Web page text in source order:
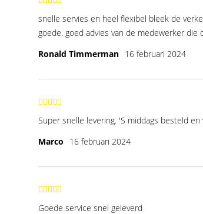
snelle servies en heel flexibel bleek de
goede. goed advies van de medewerker
Ronald Timmerman 16 februari 2024
Super snelle levering. 'S middags besteld en
Marco
16 februari 2024
Goede service snel geleverd